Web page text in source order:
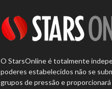
O StarsOnline é totalmente
poderes estabelecidos não se
grupos de pressão e